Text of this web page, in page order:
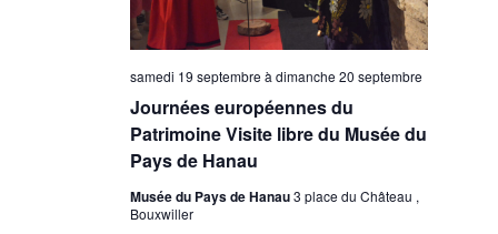
Journées européennes du
Patrimoine Visite libre du Musée du
Pays de Hanau
samedi 19 septembre à dimanche 20 septembre
Musée du Pays de Hanau3 place du Château ,
Bouxwiller